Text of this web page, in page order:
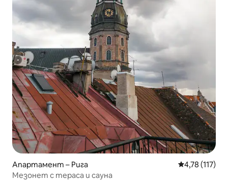
Апартамент – Рига Средна
4,78 (117)
Мезонет с тераса и сауна